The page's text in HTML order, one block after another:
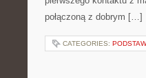
połączoną z dobrym […]
CATEGORIES: